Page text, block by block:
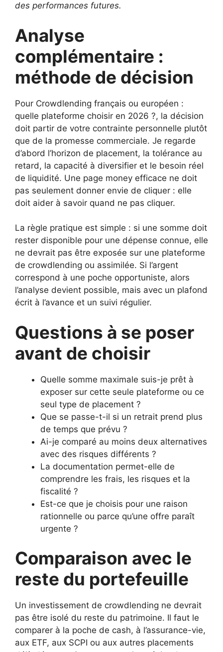
des performances futures.
Analyse
complémentaire :
méthode de décision
Pour Crowdlending français ou européen :
quelle plateforme choisir en 2026 ?, la décision
doit partir de votre contrainte personnelle plutôt
que de la promesse commerciale. Je regarde
d’abord l’horizon de placement, la tolérance au
retard, la capacité à diversifier et le besoin réel
de liquidité. Une page money efficace ne doit
pas seulement donner envie de cliquer : elle
doit aider à savoir quand ne pas cliquer.
La règle pratique est simple : si une somme doit
rester disponible pour une dépense connue, elle
ne devrait pas être exposée sur une plateforme
de crowdlending ou assimilée. Si l’argent
correspond à une poche opportuniste, alors
l’analyse devient possible, mais avec un plafond
écrit à l’avance et un suivi régulier.
Questions à se poser
avant de choisir
Quelle somme maximale suis-je prêt à
exposer sur cette seule plateforme ou ce
seul type de placement ?
Que se passe-t-il si un retrait prend plus
de temps que prévu ?
Ai-je comparé au moins deux alternatives
avec des risques différents ?
La documentation permet-elle de
comprendre les frais, les risques et la
fiscalité ?
Est-ce que je choisis pour une raison
rationnelle ou parce qu’une offre paraît
urgente ?
Comparaison avec le
reste du portefeuille
Un investissement de crowdlending ne devrait
pas être isolé du reste du patrimoine. Il faut le
comparer à la poche de cash, à l’assurance-vie,
aux ETF, aux SCPI ou aux autres placements